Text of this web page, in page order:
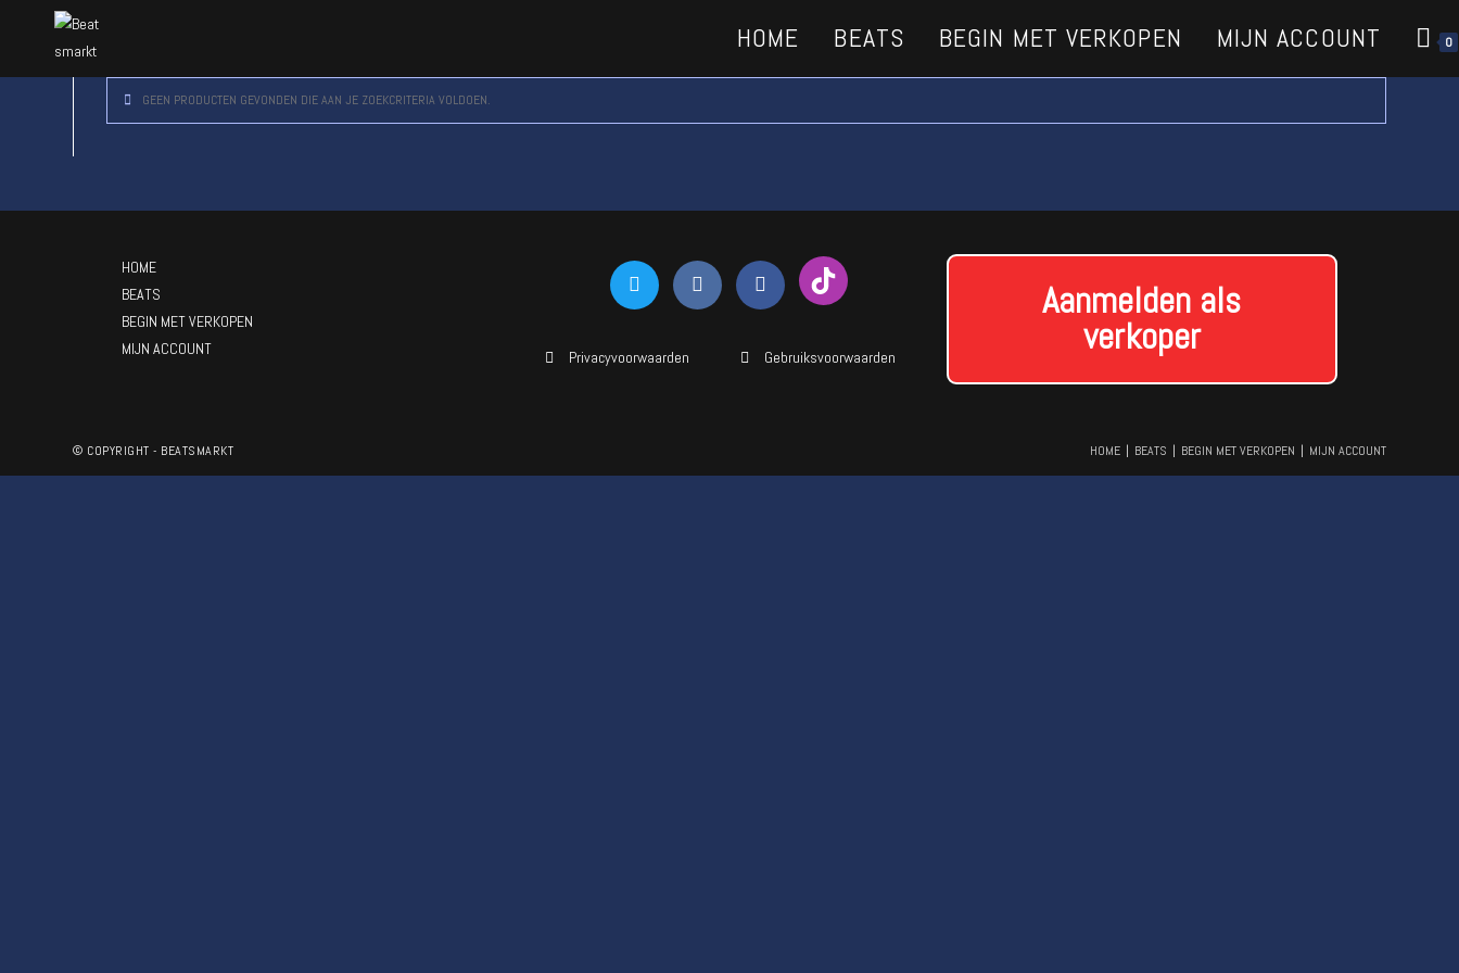
HOME BEATS BEGIN MET VERKOPEN MIJN ACCOUNT 0
GEEN PRODUCTEN GEVONDEN DIE AAN JE ZOEKCRITERIA VOLDOEN.
HOME
BEATS
BEGIN MET VERKOPEN
MIJN ACCOUNT
Privacyvoorwaarden Gebruiksvoorwaarden
Aanmelden als
verkoper
HOME BEATS BEGIN MET VERKOPEN MIJN ACCOUNT
© COPYRIGHT - BEATSMARKT